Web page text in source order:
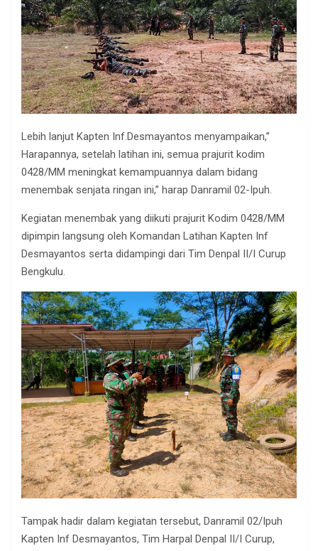
Lebih lanjut Kapten Inf.Desmayantos menyampaikan,”
Harapannya, setelah latihan ini, semua prajurit kodim
0428/MM meningkat kemampuannya dalam bidang
menembak senjata ringan ini,” harap Danramil 02-Ipuh.
Kegiatan menembak yang diikuti prajurit Kodim 0428/MM
dipimpin langsung oleh Komandan Latihan Kapten Inf
Desmayantos serta didampingi dari Tim Denpal II/I Curup
Bengkulu.
Tampak hadir dalam kegiatan tersebut, Danramil 02/Ipuh
Kapten Inf Desmayantos, Tim Harpal Denpal II/I Curup,